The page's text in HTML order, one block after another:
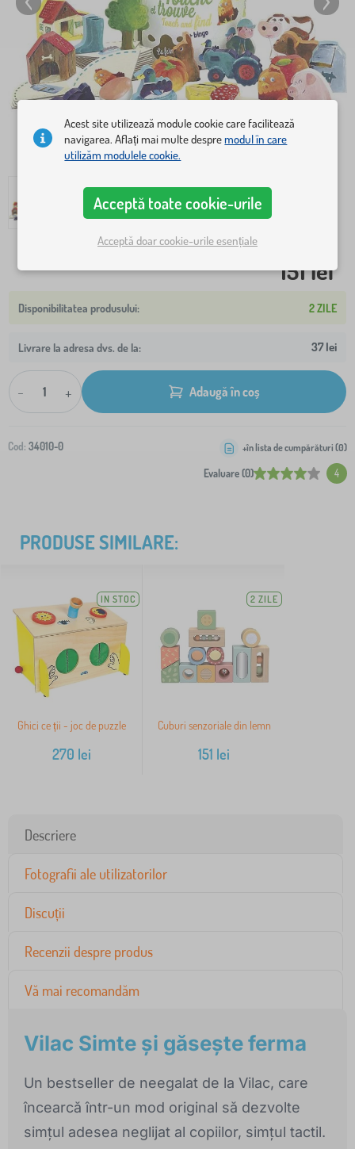
151 lei
2 ZILE
Livrare la adresa dvs. de la: 37 lei
- + Adaugă în coș
Cod: 34010-0
Evaluare (0) 4
+în lista de cumpărături (0)
PRODUSE SIMILARE:
IN STOC
Ghici ce ții - joc de puzzle
270 lei
2 ZILE
Cuburi senzoriale din lemn
151 lei
Descriere
Fotografii ale utilizatorilor
Discuții
Recenzii despre produs
Vă mai recomandăm
Vilac Simte și găsește ferma
Un bestseller de neegalat de la Vilac, care
încearcă într-un mod original să dezvolte
simțul adesea neglijat al copiilor, simțul tactil.
Acest site utilizează module cookie care facilitează
navigarea. Aflați mai multe despremodul în care
utilizăm modulele cookie.
Acceptă toate cookie-urile
Acceptă doar cookie-urile esențiale